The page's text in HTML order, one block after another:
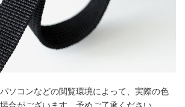
ソコンなどの閲覧環境によって、実際の色
合がございます。予めご了承ください。